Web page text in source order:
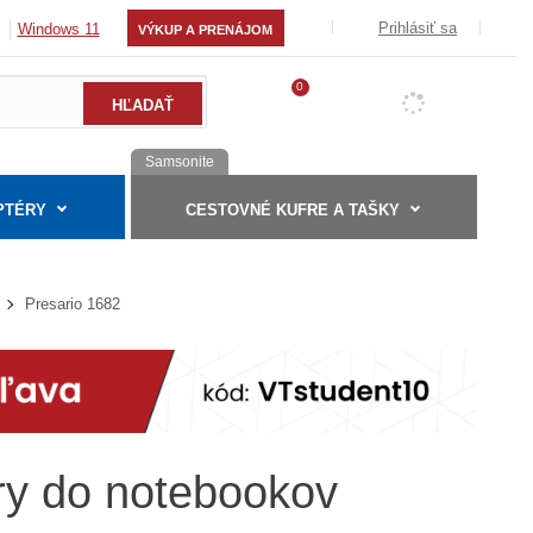
Windows 11 VÝKUP A PRENÁJOM Prihlásiť sa
0
Samsonite
CESTOVNÉ KUFRE A TAŠKY
Presario 1682
do notebookov